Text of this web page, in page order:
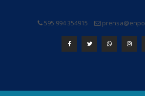
595 994 354915